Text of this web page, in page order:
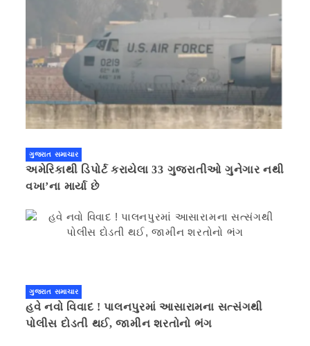
ગુજરાત સમાચાર
અમેરિકાથી ડિપોર્ટ કરાયેલા 33 ગુજરાતીઓ ગુનેગાર નથી
વખા’ના માર્યા છે
ગુજરાત સમાચાર
હવે નવો વિવાદ ! પાલનપુરમાં આસારામના સત્સંગથી
પોલીસ દોડતી થઈ, જામીન શરતોનો ભંગ